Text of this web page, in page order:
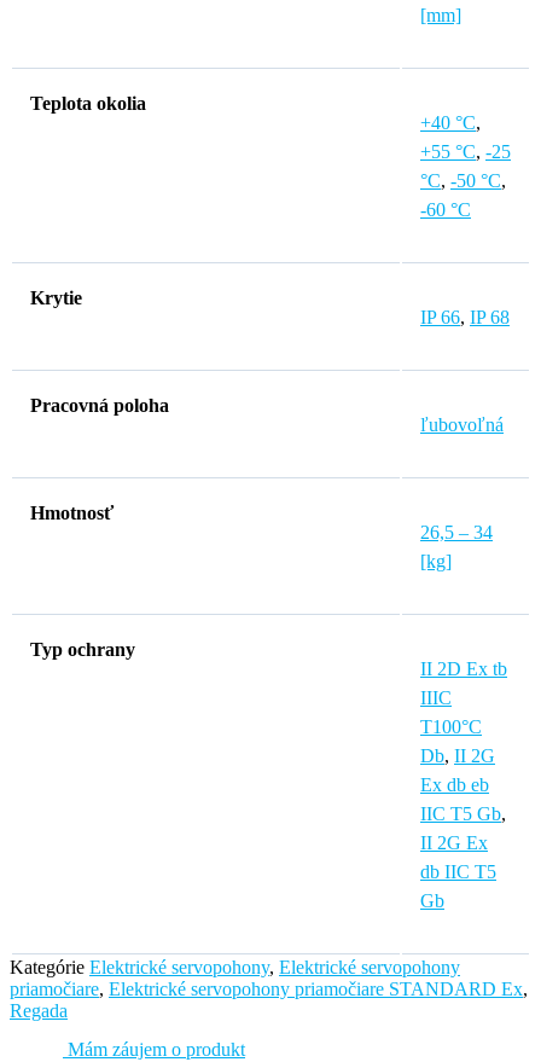
[mm]
Teplota okolia
+40 °C,
+55 °C, -25
°C, -50 °C,
-60 °C
Krytie
IP 66, IP 68
Pracovná poloha
ľubovoľná
Hmotnosť
26,5 – 34
[kg]
Typ ochrany
II 2D Ex tb
IIIC
T100°C
Db, II 2G
Ex db eb
IIC T5 Gb,
II 2G Ex
db IIC T5
Gb
Kategórie Elektrické servopohony, Elektrické servopohony
priamočiare, Elektrické servopohony priamočiare STANDARD Ex,
Regada
Mám záujem o produkt